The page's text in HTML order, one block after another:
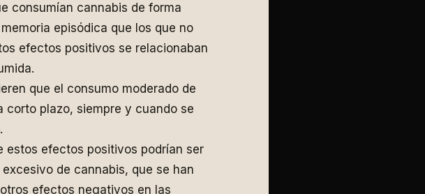
consumían cannabis de forma
episódica que los que no
efectos positivos se relacionaban
que el consumo moderado de
plazo, siempre y cuando se
estos efectos positivos podrían ser
de cannabis, que se han
efectos negativos en las